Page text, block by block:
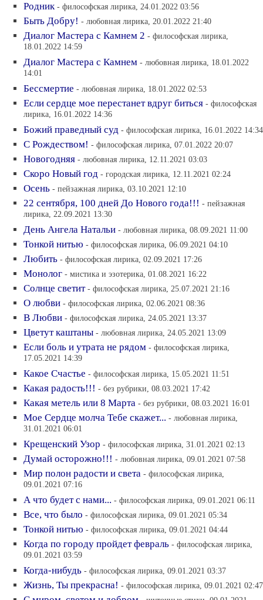
Родник - философская лирика, 24.01.2022 03:56
Быть Добру! - любовная лирика, 20.01.2022 21:40
Диалог Мастера с Камнем 2 - философская лирика,
18.01.2022 14:59
Диалог Мастера с Камнем - любовная лирика, 18.01.2022
14:01
Бессмертие - любовная лирика, 18.01.2022 02:53
Если сердце мое перестанет вдруг биться - философская
лирика, 16.01.2022 14:36
Божий праведный суд - философская лирика, 16.01.2022 14:34
С Рождеством! - философская лирика, 07.01.2022 20:07
Новогодняя - любовная лирика, 12.11.2021 03:03
Скоро Новый год - городская лирика, 12.11.2021 02:24
Осень - пейзажная лирика, 03.10.2021 12:10
22 сентября, 100 дней До Нового года!!! - пейзажная
лирика, 22.09.2021 13:30
День Ангела Натальи - любовная лирика, 08.09.2021 11:00
Тонкой нитью - философская лирика, 06.09.2021 04:10
Любить - философская лирика, 02.09.2021 17:26
Монолог - мистика и эзотерика, 01.08.2021 16:22
Солнце светит - философская лирика, 25.07.2021 21:16
О любви - философская лирика, 02.06.2021 08:36
В Любви - философская лирика, 24.05.2021 13:37
Цветут каштаны - любовная лирика, 24.05.2021 13:09
Если боль и утрата не рядом - философская лирика,
17.05.2021 14:39
Какое Счастье - философская лирика, 15.05.2021 11:51
Какая радость!!! - без рубрики, 08.03.2021 17:42
Какая метель или 8 Марта - без рубрики, 08.03.2021 16:01
Мое Сердце молча Тебе скажет... - любовная лирика,
31.01.2021 06:01
Крещенский Узор - философская лирика, 31.01.2021 02:13
Думай осторожно!!! - любовная лирика, 09.01.2021 07:58
Мир полон радости и света - философская лирика,
09.01.2021 07:16
А что будет с нами... - философская лирика, 09.01.2021 06:11
Все, что было - философская лирика, 09.01.2021 05:34
Тонкой нитью - философская лирика, 09.01.2021 04:44
Когда по городу пройдет февраль - философская лирика,
09.01.2021 03:59
Когда-нибудь - философская лирика, 09.01.2021 03:37
Жизнь, Ты прекрасна! - философская лирика, 09.01.2021 02:47